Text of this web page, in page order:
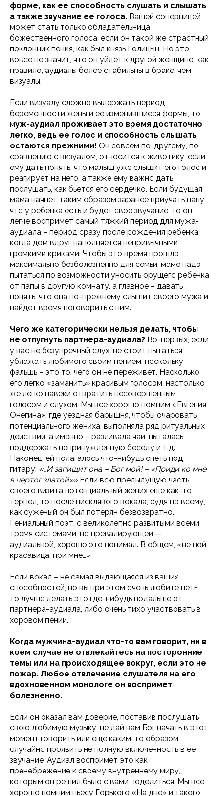
форме, как ее способность слушать и слышать
а также звучание ее голоса. Вашей соперницей
может стать только обладательница
божественного голоса, если он такой же страстный
поклонник пения, как был князь Голицын. Но это
вовсе не значит, что он уйдет к другой женщине: как
правило, аудиалы более стабильны в браке, чем
визуалы.
Если визуалу сложно выдержать период
беременности жены и ее изменившиеся формы, то
муж-аудиал проживает это время достаточно
легко, ведь ее голос и способность слышать
остаются прежними! Он совсем по-другому, по
сравнению с визуалом, относится к животику, если
ему дать понять, что малыш уже слышит его голос и
реагирует на него, а также ему важно дать
послушать, как бьется его сердечко. Если будущая
мама начнет таким образом заранее приучать папу,
что у ребенка есть и будет свое звучание, то он
легче воспримет самый тяжкий период для мужа-
аудиала – период сразу после рождения ребенка,
когда дом вдруг наполняется непривычными
громкими криками. Чтобы это время прошло
максимально безболезненно для семьи, маме надо
пытаться по возможности уносить орущего ребенка
от папы в другую комнату, а главное – давать
понять, что она по-прежнему слышит своего мужа и
найдет время поговорить с ним.
Чего же категорически нельзя делать, чтобы
не отпугнуть партнера-аудиала? Во-первых, если
у вас не безупречный слух, не стоит пытаться
ублажать любимого своим пением, поскольку
фальшь – это то, чего он не переживет. Насколько
его легко «заманить» красивым голосом, настолько
же легко навеки отвратить несовершенным
голосом и слухом. Мы все хорошо помним «Евгения
Онегина», где уездная барышня, чтобы очаровать
потенциального жениха, выполняла ряд ритуальных
действий, а именно – разливала чай, пыталась
поддержать непринужденную беседу и т.д.
Наконец, ей полагалось что-нибудь спеть под
гитару: «…И запищит она – Бог мой! – «Приди ко мне
в чертог златой»» Если всю предыдущую часть
своего визита потенциальный жених еще как-то
терпел, то после писклявого вокала, судя по всему,
как суженый он был потерян безвозвратно.
Гениальный поэт, с великолепно развитыми всеми
тремя системами, но превалирующей —
аудиальной, хорошо это понимал. В общем, «не пой,
красавица, при мне…»
Если вокал – не самая выдающаяся из ваших
способностей, но вы при этом очень любите петь,
то лучше делать это где-нибудь подальше от
партнера-аудиала, либо очень тихо участвовать в
хоровом пении.
Когда мужчина-аудиал что-то вам говорит, ни в
коем случае не отвлекайтесь на посторонние
темы или на происходящее вокруг, если это не
пожар. Любое отвлечение слушателя на его
вдохновенном монологе он воспримет
болезненно.
Если он оказал вам доверие, поставив послушать
свою любимую музыку, не дай вам Бог начать в этот
момент говорить или еще каким-то образом
случайно проявить не полную включенность в ее
звучание. Аудиал воспримет это как
пренебрежение к своему внутреннему миру,
которым он решил было с вами поделиться. Мы все
хорошо помним пьесу Горького «На дне» и такого